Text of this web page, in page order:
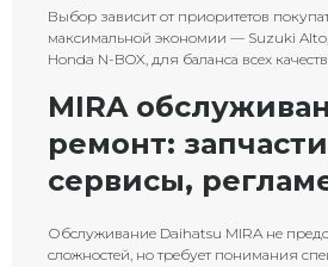
Выбор зависит от приоритетов
максимальной экономии — Suzuki
Honda N-BOX, для баланса всех
MIRA
ремонт:
сервисы,
Обслуживание Daihatsu MIRA не
сложностей, но требует понимания